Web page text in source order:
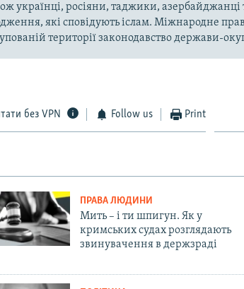
українці, росіяни, таджики,
які сповідують іслам. Міжнародне
території законодавство держави-
без VPN Follow us Print
ПРАВА ЛЮДИНИ
Мить – і ти шпигун. Як у
кримських судах розглядають
звинувачення в держзраді